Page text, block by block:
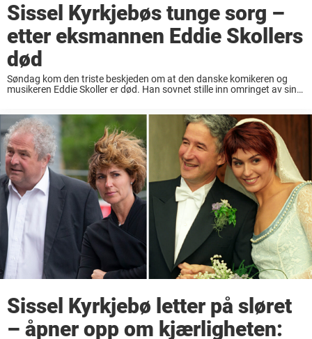
Sissel Kyrkjebøs tunge sorg –
etter eksmannen Eddie Skollers
død
Søndag kom den triste beskjeden om at den danske komikeren og
musikeren Eddie Skoller er død. Han sovnet stille inn omringet av sine
Sissel Kyrkjebø letter på sløret
– åpner opp om kjærligheten: